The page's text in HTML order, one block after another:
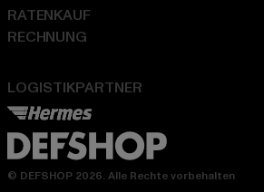
LOGISTIKPARTNER
RATENKAUF
RECHNUNG
© DEFSHOP 2026. Alle Rechte vorbehalten